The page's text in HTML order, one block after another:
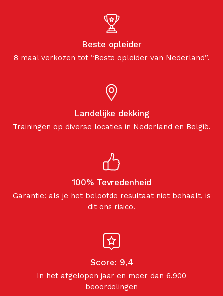
Beste opleider
8 maal verkozen tot “Beste opleider van Nederland”.
Landelijke dekking
Trainingen op diverse locaties in Nederland en België.
100% Tevredenheid
Garantie: als je het beloofde resultaat niet behaalt, is
dit ons risico.
Score: 9,4
In het afgelopen jaar en meer dan 6.900
beoordelingen